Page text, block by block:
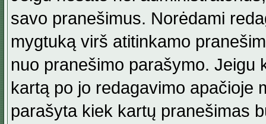
savo pranešimus. Norėdami
mygtuką virš atitinkamo
nuo pranešimo parašymo. Jeigu
kartą po jo redagavimo apačioje
parašyta kiek kartų pranešimas